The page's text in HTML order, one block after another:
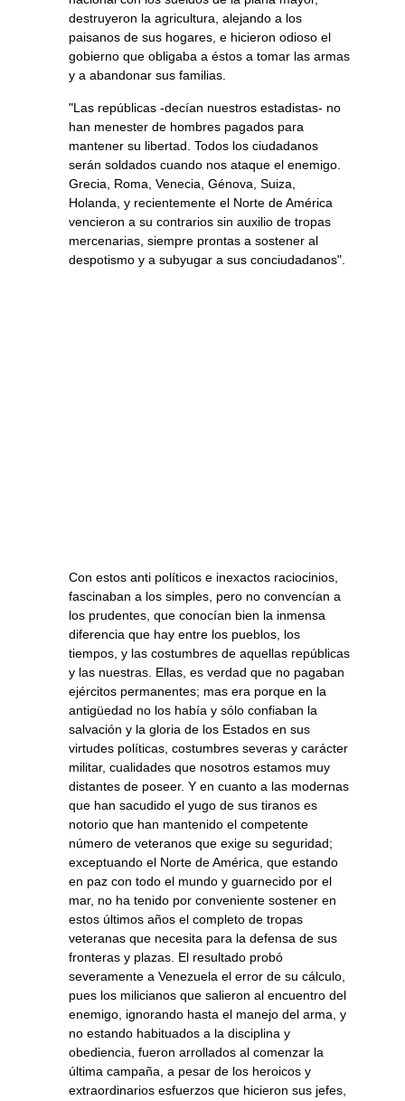
destruyeron la agricultura, alejando a los
paisanos de sus hogares, e hicieron odioso el
gobierno que obligaba a éstos a tomar las armas
y a abandonar sus familias.
"Las repúblicas -decían nuestros estadistas- no
han menester de hombres pagados para
mantener su libertad. Todos los ciudadanos
serán soldados cuando nos ataque el enemigo.
Grecia, Roma, Venecia, Génova, Suiza,
Holanda, y recientemente el Norte de América
vencieron a su contrarios sin auxilio de tropas
mercenarias, siempre prontas a sostener al
despotismo y a subyugar a sus conciudadanos".
Con estos anti políticos e inexactos raciocinios,
fascinaban a los simples, pero no convencían a
los prudentes, que conocían bien la inmensa
diferencia que hay entre los pueblos, los
tiempos, y las costumbres de aquellas repúblicas
y las nuestras. Ellas, es verdad que no pagaban
ejércitos permanentes; mas era porque en la
antigüedad no los había y sólo confiaban la
salvación y la gloria de los Estados en sus
virtudes políticas, costumbres severas y carácter
militar, cualidades que nosotros estamos muy
distantes de poseer. Y en cuanto a las modernas
que han sacudido el yugo de sus tiranos es
notorio que han mantenido el competente
número de veteranos que exige su seguridad;
exceptuando el Norte de América, que estando
en paz con todo el mundo y guarnecido por el
mar, no ha tenido por conveniente sostener en
estos últimos años el completo de tropas
veteranas que necesita para la defensa de sus
fronteras y plazas. El resultado probó
severamente a Venezuela el error de su cálculo,
pues los milicianos que salieron al encuentro del
enemigo, ignorando hasta el manejo del arma, y
no estando habituados a la disciplina y
obediencia, fueron arrollados al comenzar la
última campaña, a pesar de los heroicos y
extraordinarios esfuerzos que hicieron sus jefes,